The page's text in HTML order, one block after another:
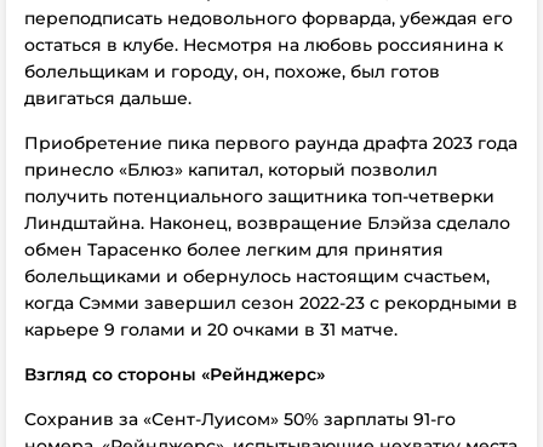
переподписать недовольного форварда, убеждая его
остаться в клубе. Несмотря на любовь россиянина к
болельщикам и городу, он, похоже, был готов
двигаться дальше.
Приобретение пика первого раунда драфта 2023 года
принесло «Блюз» капитал, который позволил
получить потенциального защитника топ-четверки
Линдштайна. Наконец, возвращение Блэйза сделало
обмен Тарасенко более легким для принятия
болельщиками и обернулось настоящим счастьем,
когда Сэмми завершил сезон 2022-23 с рекордными в
карьере 9 голами и 20 очками в 31 матче.
Взгляд со стороны «Рейнджерс»
Сохранив за «Сент-Луисом» 50% зарплаты 91-го